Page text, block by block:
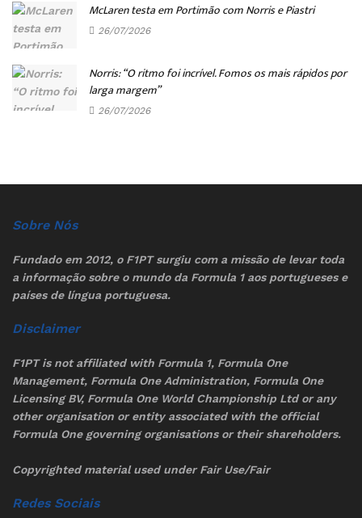
McLaren testa em Portimão com Norris e Piastri
26/07/2026
Norris: “O ritmo foi incrível. Fomos os mais rápidos por
larga margem”
26/07/2026
Sobre Nós
Fundado em 2012, o F1PT surgiu com a missão de levar toda
a informação sobre o mundo da Formula 1 aos portugueses e
países de língua portuguesa.
Disclaimer
F1PT is not affiliated with Formula 1, Formula One
Management, Formula One Administration, Formula One
Licensing BV, Formula One World Championship Ltd or any
other organisation or entity associated with the official
Formula One governing organisations or their shareholders.
Copyrighted material used under Fair Use/Fair
Redes Sociais